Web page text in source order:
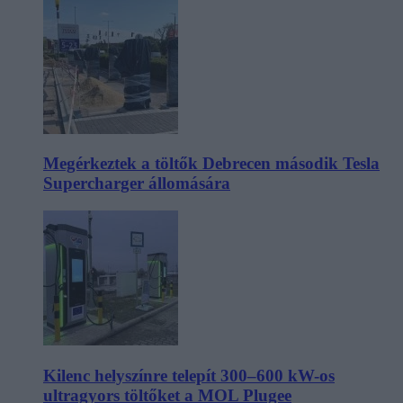
Megérkeztek a töltők Debrecen második Tesla
Supercharger állomására
Kilenc helyszínre telepít 300–600 kW-os
ultragyors töltőket a MOL Plugee